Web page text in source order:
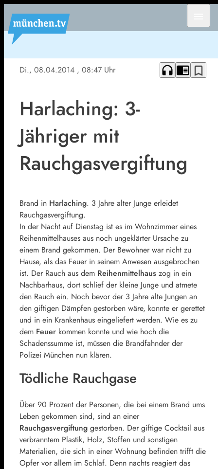
Di., 08.04.2014 , 08:47 Uhr headphones chrome_reader_mode bookmark_border
Harlaching: 3-
Jähriger mit
Rauchgasvergiftung
Brand in Harlaching. 3 Jahre alter Junge erleidet
Rauchgasvergiftung.
In der Nacht auf Dienstag ist es im Wohnzimmer eines
Reihenmittelhauses aus noch ungeklärter Ursache zu
einem Brand gekommen. Der Bewohner war nicht zu
Hause, als das Feuer in seinem Anwesen ausgebrochen
ist. Der Rauch aus dem Reihenmittelhaus zog in ein
Nachbarhaus, dort schlief der kleine Junge und atmete
den Rauch ein. Noch bevor der 3 Jahre alte Jungen an
den giftigen Dämpfen gestorben wäre, konnte er gerettet
und in ein Krankenhaus eingeliefert werden. Wie es zu
dem Feuer kommen konnte und wie hoch die
Schadenssumme ist, müssen die Brandfahnder der
Polizei München nun klären.
Tödliche Rauchgase
Über 90 Prozent der Personen, die bei einem Brand ums
Leben gekommen sind, sind an einer
Rauchgasvergiftung gestorben. Der giftige Cocktail aus
verbranntem Plastik, Holz, Stoffen und sonstigen
Materialien, die sich in einer Wohnung befinden trifft die
Opfer vor allem im Schlaf. Denn nachts reagiert das